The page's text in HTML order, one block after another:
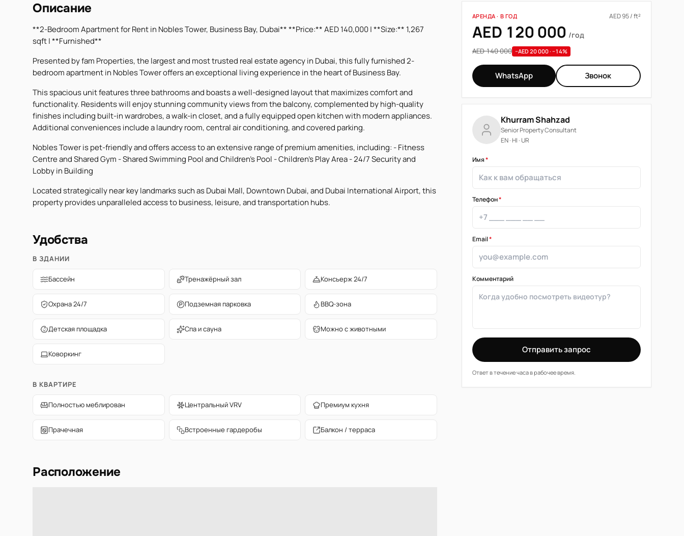
Описание
**2-Bedroom Apartment for Rent in Nobles Tower, Business Bay, Dubai** **Price:** AED 140,000 | **Size:** 1,267
sqft | **Furnished**
Presented by fam Properties, the largest and most trusted real estate agency in Dubai, this fully furnished 2-
bedroom apartment in Nobles Tower offers an exceptional living experience in the heart of Business Bay.
This spacious unit features three bathrooms and boasts a well-designed layout that maximizes comfort and
functionality. Residents will enjoy stunning community views from the balcony, complemented by high-quality
finishes including built-in wardrobes, a walk-in closet, and a fully equipped open kitchen with modern appliances.
Additional conveniences include a laundry room, central air conditioning, and covered parking.
Nobles Tower is pet-friendly and offers access to an extensive range of premium amenities, including: - Fitness
Centre and Shared Gym - Shared Swimming Pool and Children's Pool - Children's Play Area - 24/7 Security and
Lobby in Building
Located strategically near key landmarks such as Dubai Mall, Downtown Dubai, and Dubai International Airport, this
property provides unparalleled access to business, leisure, and transportation hubs.
Удобства
В ЗДАНИИ
Бассейн Тренажёрный зал Консьерж 24/7
Охрана 24/7 Подземная парковка BBQ-зона
Детская площадка Спа и сауна Можно с животными
Коворкинг
В КВАРТИРЕ
Полностью меблирован Центральный VRV Премиум кухня
Прачечная Встроенные гардеробы Балкон / терраса
Расположение
АРЕНДА · В ГОД AED 95 / ft²
AED 120 000 /год
AED 140 000 −AED 20 000 · −14%
WhatsApp Звонок
Khurram Shahzad
Senior Property Consultant
EN · HI · UR
Имя*
Телефон*
Email*
Комментарий
Отправить запрос
Ответ в течение часа в рабочее время.